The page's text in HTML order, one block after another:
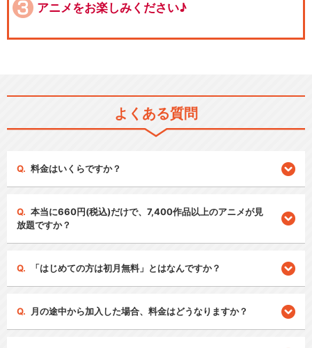
アニメをお楽しみください♪
よくある質問
料金はいくらですか？
本当に660円(税込)だけで、7,400作品以上のアニメが見
放題ですか？
「はじめての方は初月無料」とはなんですか？
月の途中から加入した場合、料金はどうなりますか？